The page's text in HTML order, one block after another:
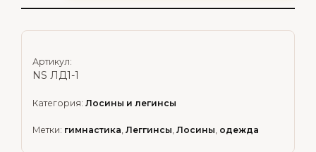
Артикул:
NS ЛД1-1
Категория: Лосины и легинсы
Метки: гимнастика, Леггинсы, Лосины, одежда